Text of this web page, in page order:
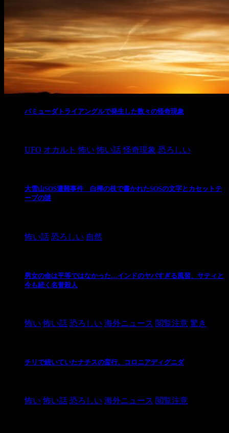
バミューダトライアングルで発生した数々の怪奇現象
UFO オカルト 怖い 怖い話 怪奇現象 恐ろしい
大雪山SOS遭難事件 白樺の枝で書かれたSOSの文字とカセットテ
ープの謎
怖い話 恐ろしい 自然
男女の命は平等ではなかった…インドのヤバすぎる風習、サティと
今も続く名誉殺人
怖い 怖い話 恐ろしい 海外ニュース 閲覧注意 驚き
チリで続いていたナチスの蛮行、コロニアディグニダ
怖い 怖い話 恐ろしい 海外ニュース 閲覧注意